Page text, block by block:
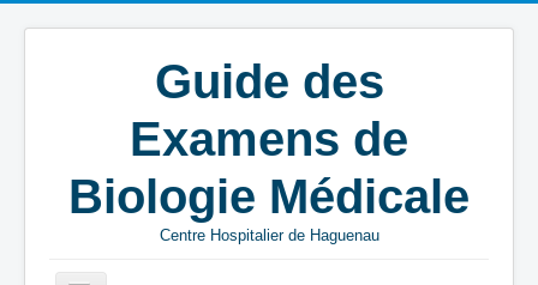
Guide des
Examens de
Biologie Médicale
Centre Hospitalier de Haguenau